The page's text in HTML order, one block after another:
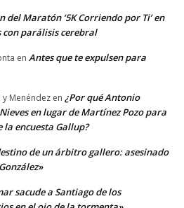
del Maratón ‘5K Corriendo por Ti’ en
con parálisis cerebral
en Antes que te expulsen para
Menéndez en ¿Por qué Antonio
en lugar de Martínez Pozo para
encuesta Gallup?
de un árbitro gallero: asesinado
sacude a Santiago de los